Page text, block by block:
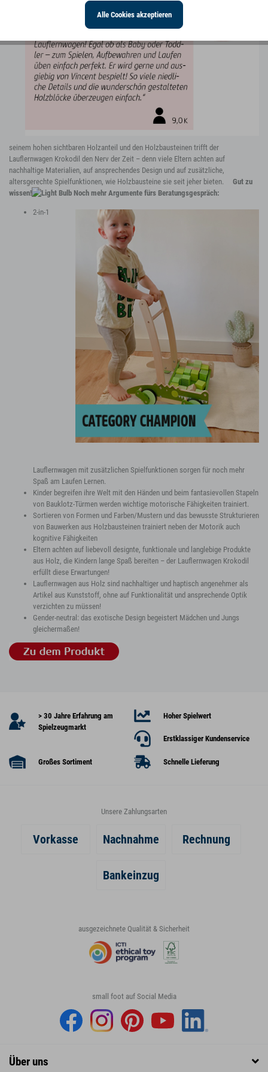
seinem hohen sichtbaren Holzanteil und den Holzbausteinen trifft der
Lauflernwagen Krokodil den Nerv der Zeit – denn viele Eltern achten auf
nachhaltige Materialien, auf ansprechendes Design und auf zusätzliche,
altersgerechte Spielfunktionen, wie Holzbausteine sie seit jeher bieten.
Gut zu
wissen!
Noch mehr Argumente fürs Beratungsgespräch:
2-in-1
Lauflernwagen mit zusätzlichen Spielfunktionen sorgen für noch mehr
Spaß am Laufen Lernen.
Kinder begreifen ihre Welt mit den Händen und beim fantasievollen Stapeln
von Bauklotz-Türmen werden wichtige motorische Fähigkeiten trainiert.
Sortieren von Formen und Farben/Mustern und das bewusste Strukturieren
von Bauwerken aus Holzbausteinen trainiert neben der Motorik auch
kognitive Fähigkeiten
Eltern achten auf liebevoll designte, funktionale und langlebige Produkte
aus Holz, die Kindern lange Spaß bereiten – der Lauflernwagen Krokodil
erfüllt diese Erwartungen!
Lauflernwagen aus Holz sind nachhaltiger und haptisch angenehmer als
Artikel aus Kunststoff, ohne auf Funktionalität und ansprechende Optik
verzichten zu müssen!
Gender-neutral: das exotische Design begeistert Mädchen und Jungs
gleichermaßen!
> 30 Jahre Erfahrung am
Spielzeugmarkt
Hoher Spielwert
Erstklassiger Kundenservice
Großes Sortiment Schnelle Lieferung
Unsere Zahlungsarten
Vorkasse Nachnahme Rechnung
Bankeinzug
ausgezeichnete Qualität & Sicherheit
small foot auf Social Media
Über uns
Alle Cookies akzeptieren